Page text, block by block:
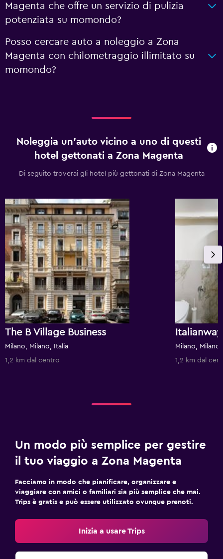
Magenta che offre un servizio di pulizia
potenziata su momondo?
Posso cercare auto a noleggio a Zona
Magenta con chilometraggio illimitato su
momondo?
Noleggia un'auto vicino a uno di questi
hotel gettonati a Zona Magenta
Di seguito troverai gli hotel più gettonati di Zona Magenta
The B Village Business
Milano, Milano, Italia
1,2 km dal centro
Milano,
1,2 km dal
Un modo più semplice per gestire
il tuo viaggio a Zona Magenta
Facciamo in modo che pianificare, organizzare e
viaggiare con amici o familiari sia più semplice che mai.
Trips è gratis e può essere utilizzato ovunque prenoti.
Inizia a usare Trips